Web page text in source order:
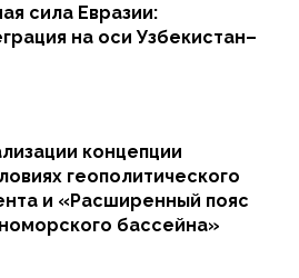
сила Евразии:
на оси Узбекистан–
концепции
геополитического
и «Расширенный пояс
бассейна»